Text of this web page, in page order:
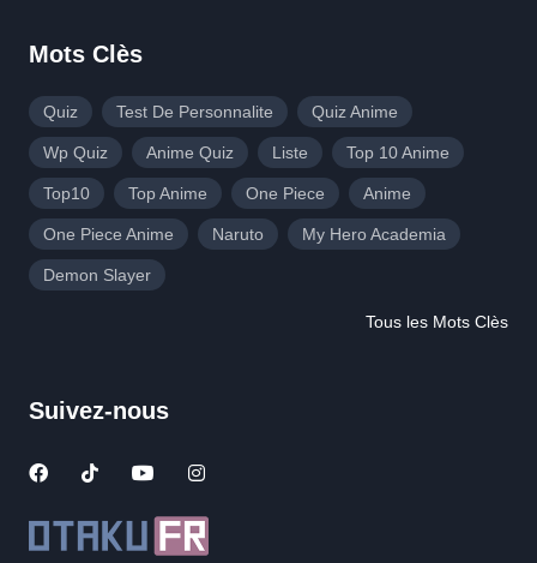
Mots Clès
Quiz Test De Personnalite Quiz Anime
Wp Quiz Anime Quiz Liste Top 10 Anime
Top10 Top Anime One Piece Anime
One Piece Anime Naruto My Hero Academia
Demon Slayer
Tous les Mots Clès
Suivez-nous